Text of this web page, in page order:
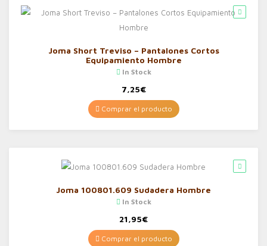
Joma Short Treviso – Pantalones Cortos
Equipamiento Hombre
In Stock
7,25€
Comprar el producto
Joma 100801.609 Sudadera Hombre
In Stock
21,95€
Comprar el producto